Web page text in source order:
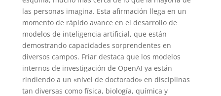
las personas imagina. Esta afirmación llega en un
momento de rápido avance en el desarrollo de
modelos de inteligencia artificial, que están
demostrando capacidades sorprendentes en
diversos campos. Friar destaca que los modelos
internos de investigación de OpenAI ya están
rindiendo a un «nivel de doctorado» en disciplinas
tan diversas como física, biología, química y